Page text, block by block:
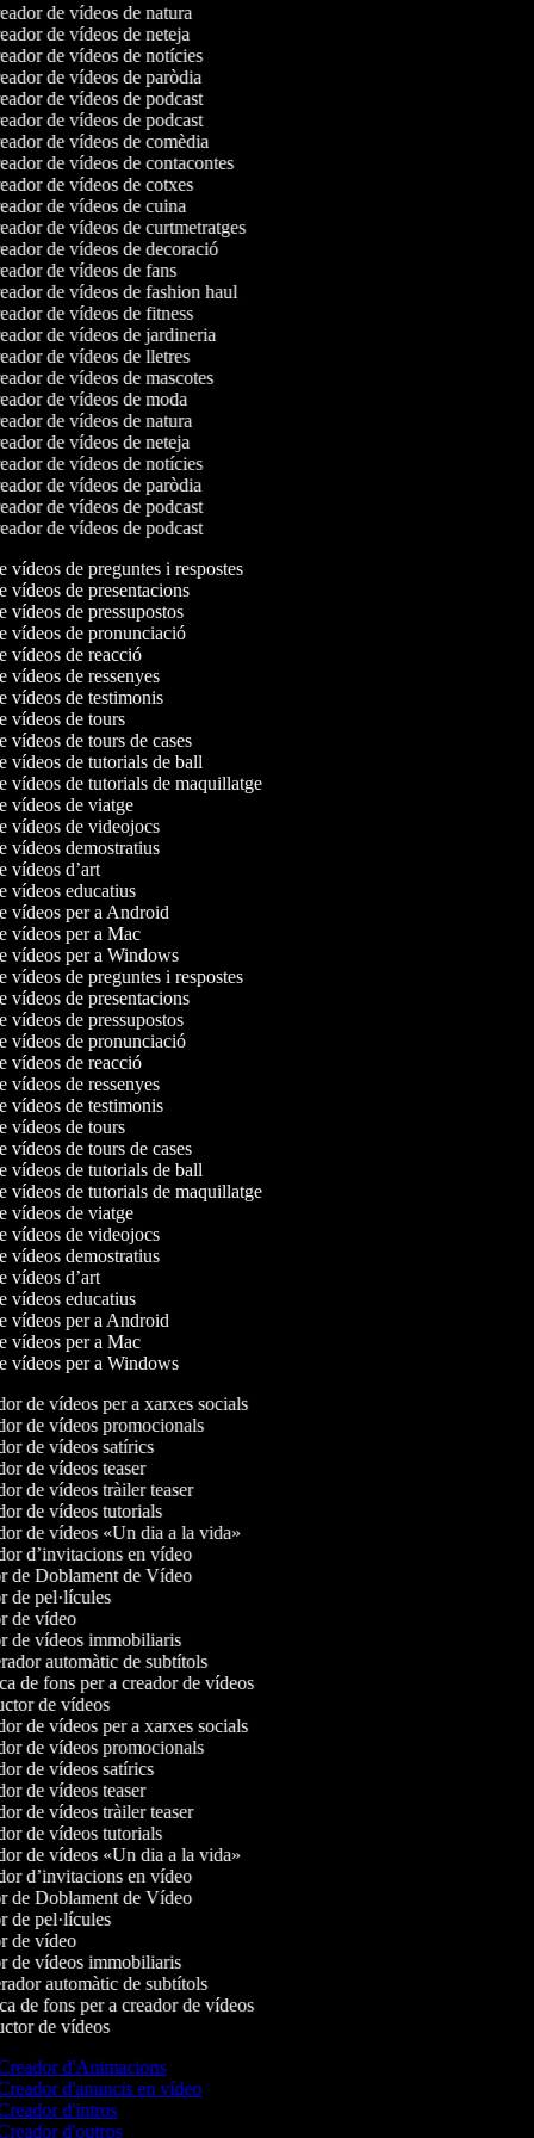
de vídeos de natura
de vídeos de neteja
de vídeos de notícies
de vídeos de paròdia
de vídeos de podcast
de vídeos de podcast
de vídeos de comèdia
de vídeos de contacontes
de vídeos de cotxes
de vídeos de cuina
de vídeos de curtmetratges
de vídeos de decoració
de vídeos de fans
de vídeos de fashion haul
de vídeos de fitness
de vídeos de jardineria
de vídeos de lletres
de vídeos de mascotes
de vídeos de moda
de vídeos de natura
de vídeos de neteja
de vídeos de notícies
de vídeos de paròdia
de vídeos de podcast
de vídeos de podcast
vídeos de preguntes i respostes
vídeos de presentacions
vídeos de pressupostos
vídeos de pronunciació
vídeos de reacció
vídeos de ressenyes
vídeos de testimonis
vídeos de tours
vídeos de tours de cases
vídeos de tutorials de ball
vídeos de tutorials de maquillatge
vídeos de viatge
vídeos de videojocs
vídeos demostratius
vídeos d’art
vídeos educatius
vídeos per a Android
vídeos per a Mac
vídeos per a Windows
vídeos de preguntes i respostes
vídeos de presentacions
vídeos de pressupostos
vídeos de pronunciació
vídeos de reacció
vídeos de ressenyes
vídeos de testimonis
vídeos de tours
vídeos de tours de cases
vídeos de tutorials de ball
vídeos de tutorials de maquillatge
vídeos de viatge
vídeos de videojocs
vídeos demostratius
vídeos d’art
vídeos educatius
vídeos per a Android
vídeos per a Mac
vídeos per a Windows
de vídeos per a xarxes socials
de vídeos promocionals
de vídeos satírics
de vídeos teaser
de vídeos tràiler teaser
de vídeos tutorials
de vídeos «Un dia a la vida»
d’invitacions en vídeo
Doblament de Vídeo
pel·lícules
vídeo
vídeos immobiliaris
automàtic de subtítols
de fons per a creador de vídeos
de vídeos
de vídeos per a xarxes socials
de vídeos promocionals
de vídeos satírics
de vídeos teaser
de vídeos tràiler teaser
de vídeos tutorials
de vídeos «Un dia a la vida»
d’invitacions en vídeo
Doblament de Vídeo
pel·lícules
vídeo
vídeos immobiliaris
automàtic de subtítols
de fons per a creador de vídeos
de vídeos
d'Animacions
d'anuncis en vídeo
d'intros
d'outros